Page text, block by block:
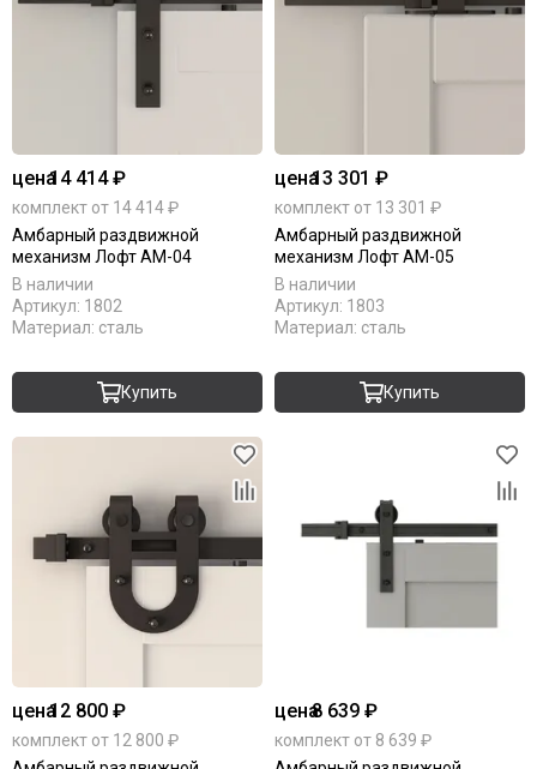
цена14 414 ₽
комплект от 14 414 ₽
Амбарный раздвижной
механизм Лофт АМ-04
В наличии
Артикул: 1802
Материал: сталь
Купить
цена13 301 ₽
комплект от 13 301 ₽
Амбарный раздвижной
механизм Лофт АМ-05
В наличии
Артикул: 1803
Материал: сталь
Купить
цена12 800 ₽
комплект от 12 800 ₽
цена8 639 ₽
комплект от 8 639 ₽